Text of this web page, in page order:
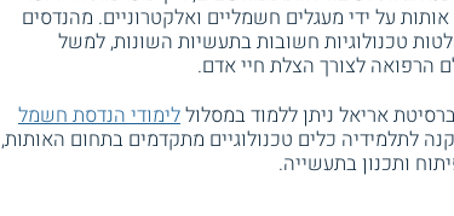
על ידי מעגלים חשמליים ואלקטרוניים. מהנדסים
טכנולוגיות חשובות בתעשיות השונות, למשל
הרפואה לצורך הצלת חיי אדם.
אריאל ניתן ללמוד במסלוללימודי הנדסת חשמל
לתלמידיה כלים טכנולוגיים מתקדמים בתחום האותות,
ותכנון בתעשייה.